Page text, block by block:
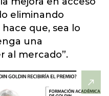
eliminando
que, sea lo
una
al mercado”.